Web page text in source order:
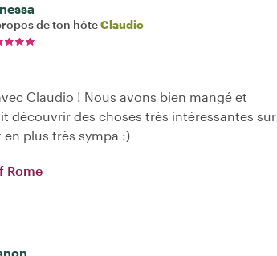
de ton hôteClaudio
Claudio ! Nous avons bien mangé et
découvrir des choses très intéressantes sur
en plus très sympa :)
Rome